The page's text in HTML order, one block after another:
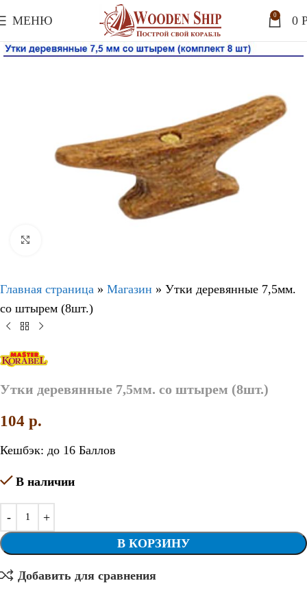
МЕНЮ 0 0
Главная страница » Магазин » Утки деревянные 7,5мм.
со штырем (8шт.)
Утки деревянные 7,5мм. со штырем (8шт.)
104 p.
Кешбэк: до 16 Баллов
В наличии
В КОРЗИНУ
Добавить для сравнения